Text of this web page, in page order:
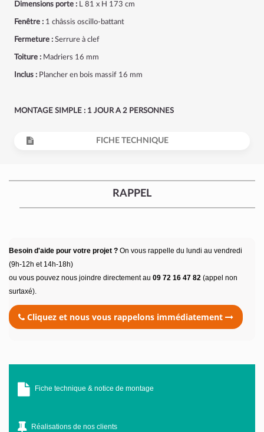
Dimensions porte : L 81 x H 173 cm
Fenêtre : 1 châssis oscillo-battant
Fermeture : Serrure à clef
Toiture : Madriers 16 mm
Inclus : Plancher en bois massif 16 mm
MONTAGE SIMPLE : 1 JOUR A 2 PERSONNES
FICHE TECHNIQUE
RAPPEL
Besoin d'aide pour votre projet ? On vous rappelle du lundi au vendredi
(9h-12h et 14h-18h)
ou vous pouvez nous joindre directement au 09 72 16 47 82 (appel non
surtaxé).
Cliquez et nous vous rappelons immédiatement
Fiche technique & notice de montage
Réalisations de nos clients